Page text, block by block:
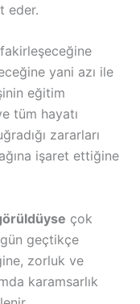
eder.
yani azı ile
eğitim
tüm hayatı
zararları
işaret ettiğine
çok
geçtikçe
zorluk ve
karamsarlık